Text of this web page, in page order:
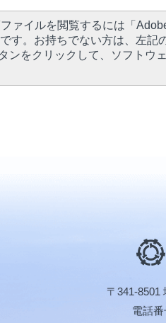
ァイルを閲覧するには「
す。お持ちでない方は、左記
ンをクリックして、ソフトウ
三
郷
〒341-8501
電話